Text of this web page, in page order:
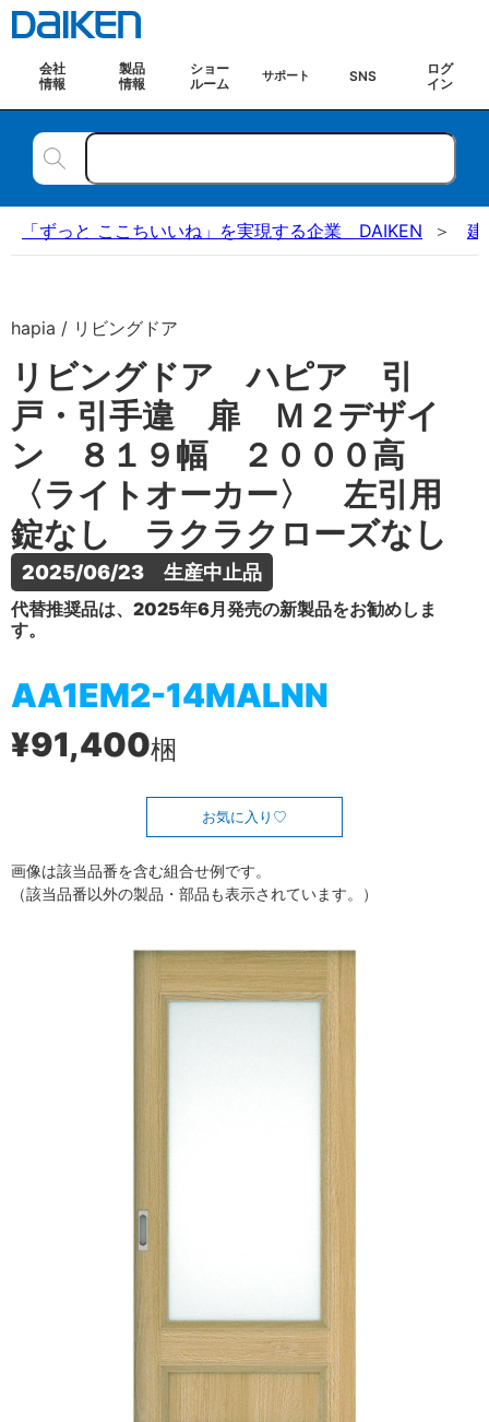
会社
情報
製品
情報
ショー
ルーム
サポート SNS
ログ
イン
「ずっと ここちいいね」を実現する企業 DAIKEN 建
hapia / リビングドア
リビングドア ハピア 引
戸・引手違 扉 Ｍ２デザイ
ン ８１９幅 ２０００高
〈ライトオーカー〉 左引用
錠なし ラクラクローズなし
2025/06/23　生産中止品
代替推奨品は、2025年6月発売の新製品をお勧めしま
す。
AA1EM2-14MALNN
¥91,400梱
お気に入り
画像は該当品番を含む組合せ例です。
（該当品番以外の製品・部品も表示されています。）